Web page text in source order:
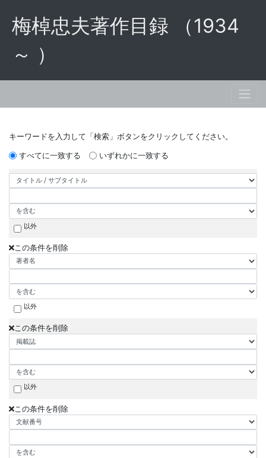
梅棹忠夫著作目録 （1934
～ ）
キーワードを入力して「検索」ボタンをクリックしてください。
すべてに一致する
いずれかに一致する
以外
この条件を削除
以外
この条件を削除
以外
この条件を削除